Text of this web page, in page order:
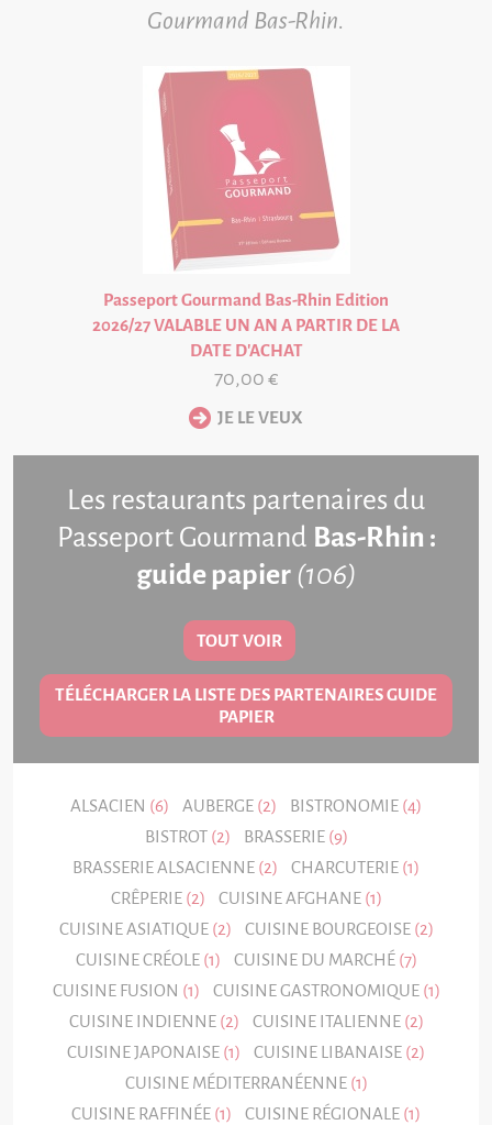
Gourmand Bas-Rhin.
Passeport Gourmand Bas-Rhin Edition
2026/27 VALABLE UN AN A PARTIR DE LA
DATE D'ACHAT
70,00 €
Les restaurants partenaires du
Passeport Gourmand Bas-Rhin :
guide papier (106)
TOUT VOIR
TÉLÉCHARGER LA LISTE DES PARTENAIRESGUIDE
PAPIER
ALSACIEN (6) AUBERGE (2) BISTRONOMIE (4)
BISTROT (2) BRASSERIE (9)
BRASSERIE ALSACIENNE (2) CHARCUTERIE (1)
CRÊPERIE (2) CUISINE AFGHANE (1)
CUISINE ASIATIQUE (2) CUISINE BOURGEOISE (2)
CUISINE CRÉOLE (1) CUISINE DU MARCHÉ (7)
CUISINE FUSION (1) CUISINE GASTRONOMIQUE (1)
CUISINE INDIENNE (2) CUISINE ITALIENNE (2)
CUISINE JAPONAISE (1) CUISINE LIBANAISE (2)
CUISINE MÉDITERRANÉENNE (1)
CUISINE RAFFINÉE (1) CUISINE RÉGIONALE (1)